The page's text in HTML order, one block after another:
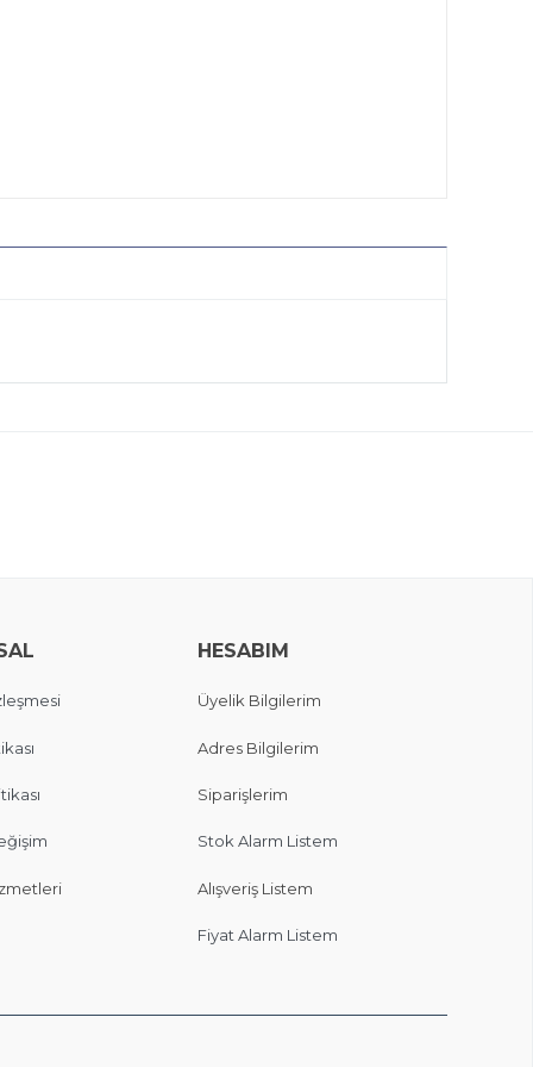
HESABIM
Üyelik Bilgilerim
Adres Bilgilerim
Siparişlerim
Stok Alarm Listem
Alışveriş Listem
Fiyat Alarm Listem